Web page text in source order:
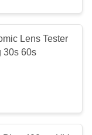
ตอล
16
Lens Tester
30s 60s